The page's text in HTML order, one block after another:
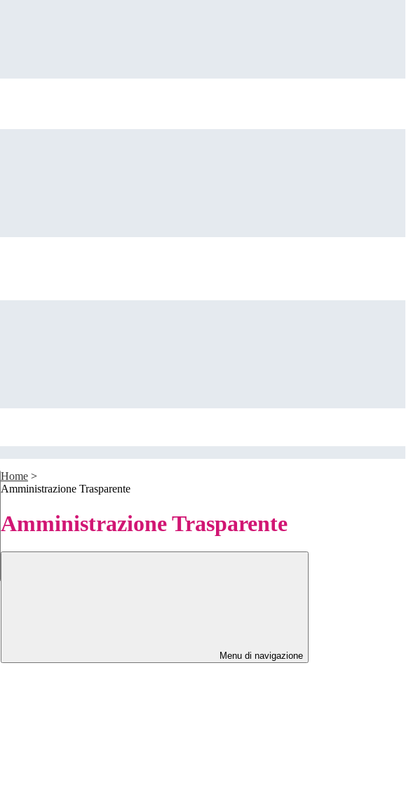
Home >
Amministrazione Trasparente
Amministrazione Trasparente
Menu di navigazione